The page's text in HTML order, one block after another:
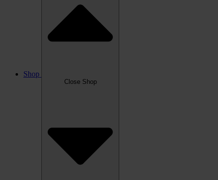
Shop
Close Shop